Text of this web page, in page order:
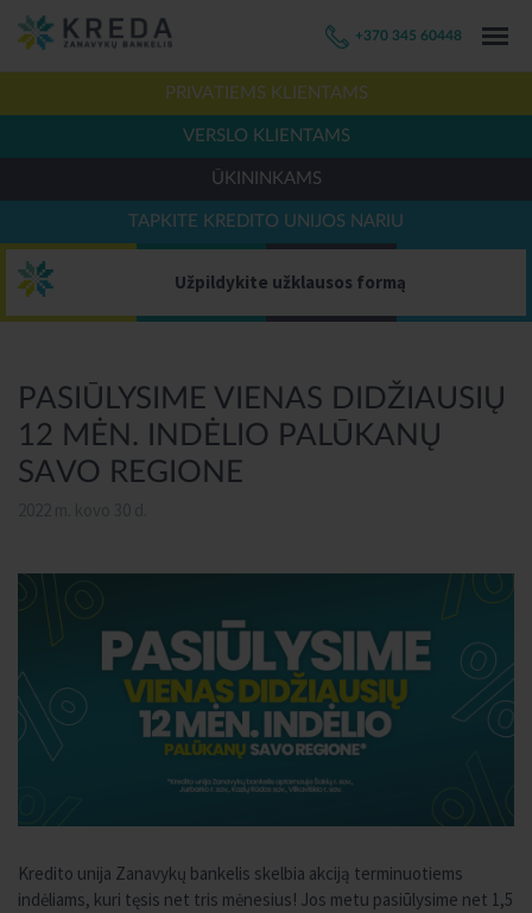
+370 345 60448
PRIVATIEMS KLIENTAMS
VERSLO KLIENTAMS
ŪKININKAMS
TAPKITE KREDITO UNIJOS NARIU
Užpildykite užklausos formą
PASIŪLYSIME VIENAS DIDŽIAUSIŲ
12 MĖN. INDĖLIO PALŪKANŲ
SAVO REGIONE
Kredito unija Zanavykų bankelis skelbia akciją terminuotiems
indėliams, kuri tęsis net tris mėnesius! Jos metu pasiūlysime net 1,5